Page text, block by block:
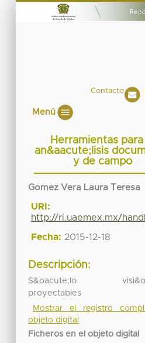
Contacto
Menú
Herramientas para
an&aacute;lisis
y de campo
Gomez Vera Laura Teresa
URI:
http://ri.uaemex.mx/
Fecha: 2015-12-18
Descripción:
S&oacute;lo
proyectables
Mostrar el registro
objeto digital
Ficheros en el objeto digital